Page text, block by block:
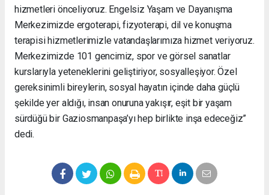
hizmetleri önceliyoruz. Engelsiz Yaşam ve Dayanışma
Merkezimizde ergoterapi, fizyoterapi, dil ve konuşma
terapisi hizmetlerimizle vatandaşlarımıza hizmet veriyoruz.
Merkezimizde 101 gencimiz, spor ve görsel sanatlar
kurslarıyla yeteneklerini geliştiriyor, sosyalleşiyor. Özel
gereksinimli bireylerin, sosyal hayatın içinde daha güçlü
şekilde yer aldığı, insan onuruna yakışır, eşit bir yaşam
sürdüğü bir Gaziosmanpaşa’yı hep birlikte inşa edeceğiz”
dedi.